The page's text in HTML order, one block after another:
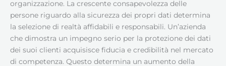
organizzazione. La crescente consapevolezza delle
persone riguardo alla sicurezza dei propri dati determina
la selezione di realtà affidabili e responsabili. Un’azienda
che dimostra un impegno serio per la protezione dei dati
dei suoi clienti acquisisce fiducia e credibilità nel mercato
di competenza. Questo determina un aumento della